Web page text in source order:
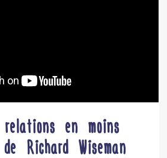
relations en moins
Richard Wiseman